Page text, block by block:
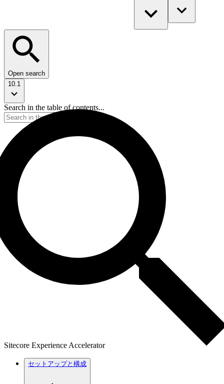
Open search
10.1
Search in the table of contents...
Sitecore Experience Accelerator
セットアップと構成